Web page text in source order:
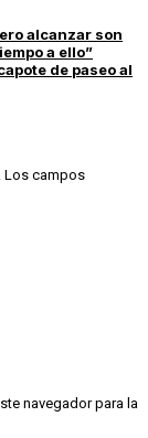
alcanzar son
a ello”
de paseo al
Los campos
navegador para la